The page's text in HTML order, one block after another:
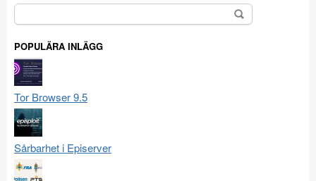
Sök
efter:
POPULÄRA INLÄGG
Tor Browser 9.5
Sårbarhet i Episerver